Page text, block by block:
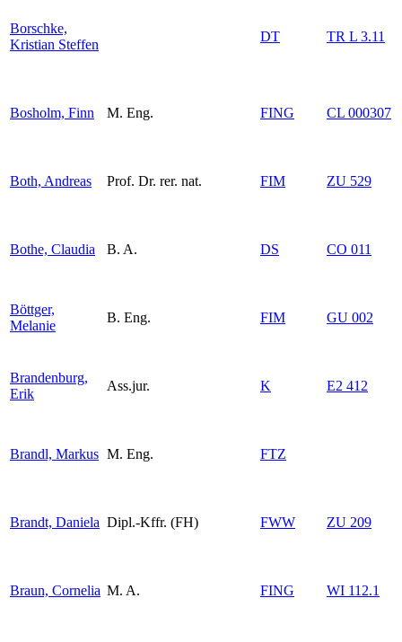
Borschke,
Kristian Steffen
DT TR L 3.11
Bosholm, Finn M. Eng. FING CL 000307
Both, Andreas Prof. Dr. rer. nat. FIM ZU 529
Bothe, Claudia B. A. DS CO 011
Böttger,
Melanie
B. Eng. FIM GU 002
Brandenburg,
Erik
Ass.jur. K E2 412
Brandl, Markus M. Eng. FTZ
Brandt, Daniela Dipl.-Kffr. (FH) FWW ZU 209
Braun, Cornelia M. A. FING WI 112.1